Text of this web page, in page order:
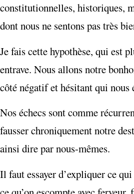
constitutionnelles, historiques,
dont nous ne sentons pas très
Je fais cette hypothèse, qui est
entrave. Nous allons notre
côté négatif et hésitant qui nous
Nos échecs sont comme
fausser chroniquement notre
ainsi dire par nous-mêmes.
Il faut essayer d’expliquer ce